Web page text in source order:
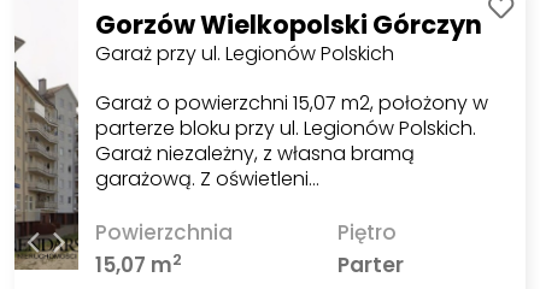
Gorzów Wielkopolski Górczyn
Garaż przy ul. Legionów Polskich
Garaż o powierzchni 15,07 m2, położony w
parterze bloku przy ul. Legionów Polskich.
Garaż niezależny, z własna bramą
garażową. Z oświetleni…
Powierzchnia
15,07 m2
Piętro
Parter